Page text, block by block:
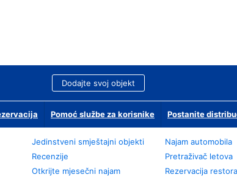
Dodajte svoj objekt
Pomoć službe za korisnike Postanite
Jedinstveni smještajni objekti
Recenzije
Otkrijte mjesečni najam
Najam automobila
Pretraživač letova
Rezervacija